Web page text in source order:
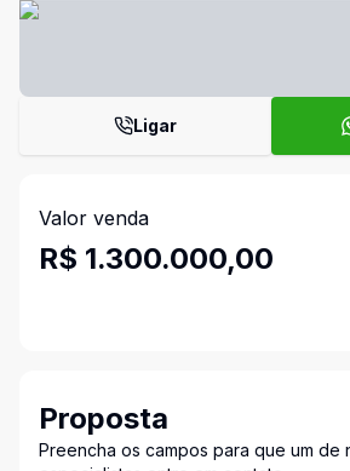
Ligar
Valor venda
R$ 1.300.000,00
Proposta
Preencha os campos para que um de